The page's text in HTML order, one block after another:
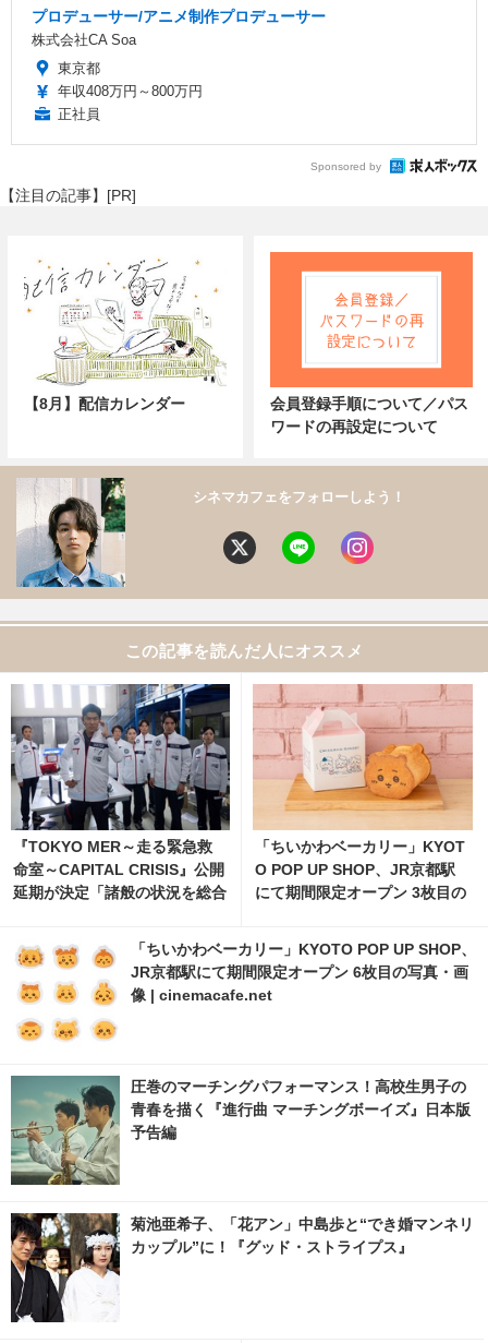
プロデューサー/アニメ制作プロデューサー
株式会社CA Soa
東京都
年収408万円～800万円
正社員
Sponsored by
【注目の記事】[PR]
【8月】配信カレンダー
会員登録手順について／パス
ワードの再設定について
シネマカフェをフォローしよう！
この記事を読んだ人にオススメ
『TOKYO MER～走る緊急救
命室～CAPITAL CRISIS』公開
延期が決定「諸般の状況を総合
「ちいかわベーカリー」KYOT
O POP UP SHOP、JR京都駅
にて期間限定オープン 3枚目の
「ちいかわベーカリー」KYOTO POP UP SHOP、
JR京都駅にて期間限定オープン 6枚目の写真・画
像 | cinemacafe.net
圧巻のマーチングパフォーマンス！高校生男子の
青春を描く『進行曲 マーチングボーイズ』日本版
予告編
菊池亜希子、「花アン」中島歩と“でき婚マンネリ
カップル”に！『グッド・ストライプス』